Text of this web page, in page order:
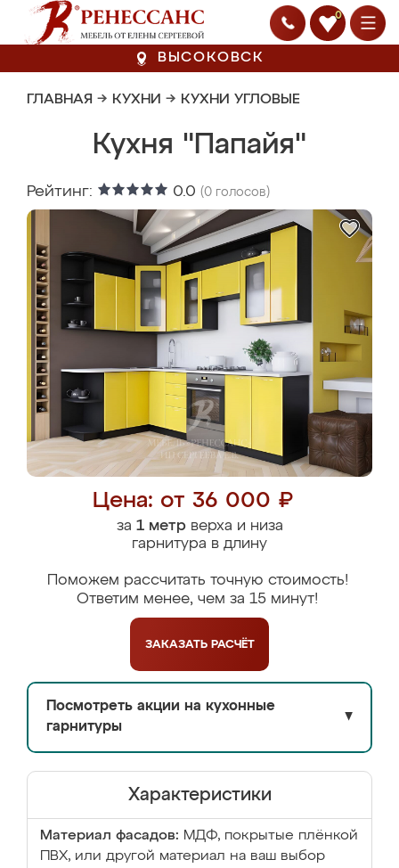
0
ВЫСОКОВСК
ГЛАВНАЯ → КУХНИ → КУХНИ УГЛОВЫЕ
Кухня "Папайя"
Рейтинг: 0.0 (0 голосов)
Цена: от 36 000 ₽
за 1 метрверха и низа
гарнитура в длину
Поможем рассчитать точную стоимость!
Ответим менее, чем за 15 минут!
ЗАКАЗАТЬ РАСЧЁТ
Посмотреть акции на кухонные
гарнитуры
▼
Характеристики
Материал фасадов: МДФ, покрытые плёнкой
ПВХ, или другой материал на ваш выбор